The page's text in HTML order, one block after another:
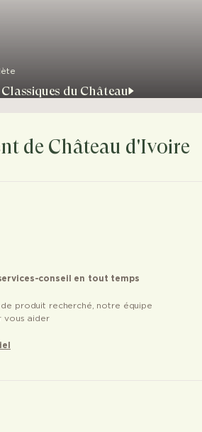
du Château
de Château d'Ivoire
conseil en tout temps
produit recherché, notre équipe
vous aider